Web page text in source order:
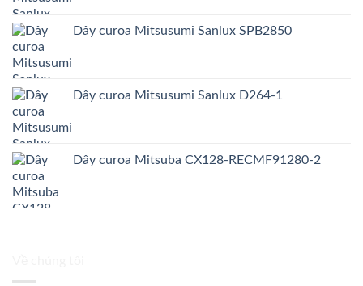
Dây curoa Mitsusumi Sanlux SPB2850
Dây curoa Mitsusumi Sanlux D264-1
Dây curoa Mitsuba CX128-RECMF91280-2